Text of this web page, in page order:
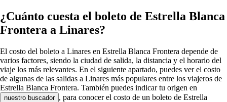
¿Cuánto cuesta el boleto de Estrella Blanca
Frontera a Linares?
El costo del boleto a Linares en Estrella Blanca Frontera depende de
varios factores, siendo la ciudad de salida, la distancia y el horario del
viaje los más relevantes. En el siguiente apartado, puedes ver el costo
de algunas de las salidas a Linares más populares entre los viajeros de
Estrella Blanca Frontera. También puedes indicar tu origen en
nuestro buscador , para conocer el costo de un boleto de Estrella